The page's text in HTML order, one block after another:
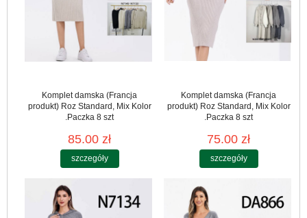
Komplet damska (Francja
produkt) Roz Standard, Mix Kolor
.Paczka 8 szt
85.00 zł
szczegóły
Komplet damska (Francja
produkt) Roz Standard, Mix Kolor
.Paczka 8 szt
75.00 zł
szczegóły